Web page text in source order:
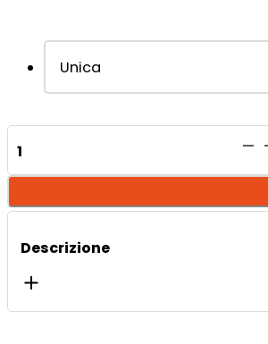
Unica
Indio
quantità
Descrizione